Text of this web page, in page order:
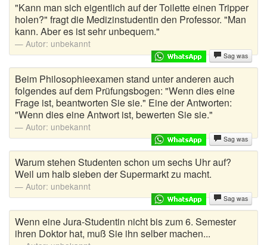
"Kann man sich eigentlich auf der Toilette einen Tripper
holen?" fragt die Medizinstudentin den Professor. "Man
kann. Aber es ist sehr unbequem."
Autor: unbekannt
Sag was
Beim Philosophieexamen stand unter anderen auch
folgendes auf dem Prüfungsbogen: "Wenn dies eine
Frage ist, beantworten Sie sie." Eine der Antworten:
"Wenn dies eine Antwort ist, bewerten Sie sie."
Autor: unbekannt
Sag was
Warum stehen Studenten schon um sechs Uhr auf?
Weil um halb sieben der Supermarkt zu macht.
Autor: unbekannt
Sag was
Wenn eine Jura-Studentin nicht bis zum 6. Semester
ihren Doktor hat, muß Sie ihn selber machen...